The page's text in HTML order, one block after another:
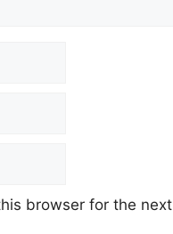
browser for the